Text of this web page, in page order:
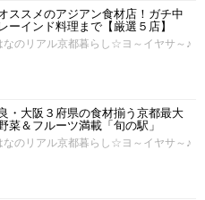
ススメのアジアン食材店！ガチ中
ーインド料理まで【厳選５店】
なのリアル京都暮らし☆ヨ～イヤサ～♪
・大阪３府県の食材揃う京都最大
菜＆フルーツ満載「旬の駅」
なのリアル京都暮らし☆ヨ～イヤサ～♪